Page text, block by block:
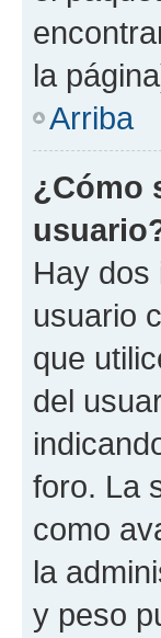
la
Arriba
¿Cómo
Hay dos
usuario
que
del
foro. La
como
la
y peso